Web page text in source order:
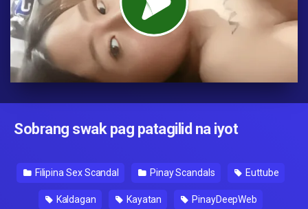
Sobrang swak pag patagilid na iyot
Filipina Sex Scandal Pinay Scandals Euttube
Kaldagan Kayatan PinayDeepWeb